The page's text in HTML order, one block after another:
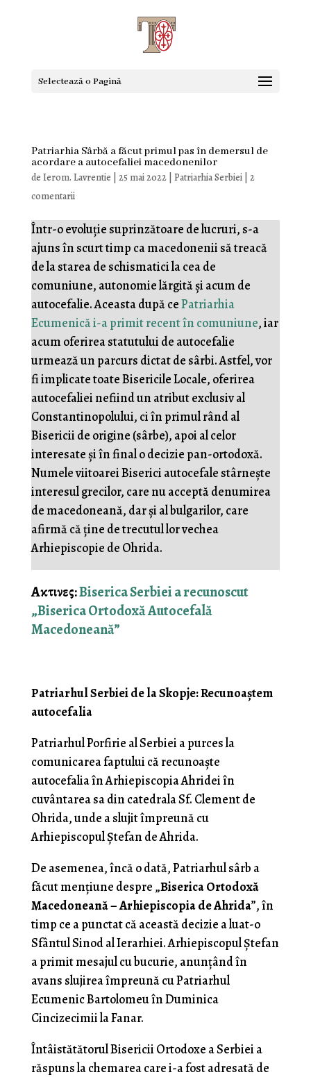
Selectează o Pagină
Patriarhia Sârbă a făcut primul pas în demersul de
acordare a autocefaliei macedonenilor
de Ierom. Lavrentie 25 mai 2022| Patriarhia Serbiei| 2
comentarii
Într-o evoluție suprinzătoare de lucruri, s-a
ajuns în scurt timp ca macedonenii să treacă
de la starea de schismatici la cea de
comuniune, autonomie lărgită și acum de
autocefalie. Aceasta după cePatriarhia
Ecumenică i-a primit recent în comuniune, iar
acum oferirea statutului de autocefalie
urmează un parcurs dictat de sârbi. Astfel, vor
fi implicate toate Bisericile Locale, oferirea
autocefaliei nefiind un atribut exclusiv al
Constantinopolului, ci în primul rând al
Bisericii de origine (sârbe), apoi al celor
interesate și în final o decizie pan-ortodoxă.
Numele viitoarei Biserici autocefale stârnește
interesul grecilor, care nu acceptă denumirea
de macedoneană, dar și al bulgarilor, care
afirmă că ține de trecutul lor vechea
Arhiepiscopie de Ohrida.
Ακτινες:Biserica Serbiei a recunoscut
„Biserica Ortodoxă Autocefală
Macedoneană”
Patriarhul Serbiei de la Skopje: Recunoaștem
autocefalia
Patriarhul Porfirie al Serbiei a purces la
comunicarea faptului că recunoaște
autocefalia în Arhiepiscopia Ahridei în
cuvântarea sa din catedrala Sf. Clement de
Ohrida, unde a slujit împreună cu
Arhiepiscopul Ștefan de Ahrida.
De asemenea, încă o dată, Patriarhul sârb a
făcut mențiune despre „Biserica Ortodoxă
Macedoneană – Arhiepiscopia de Ahrida”, în
timp ce a punctat că această decizie a luat-o
Sfântul Sinod al Ierarhiei. Arhiepiscopul Ștefan
a primit mesajul cu bucurie, anunțând în
avans slujirea împreună cu Patriarhul
Ecumenic Bartolomeu în Duminica
Cincizecimii la Fanar.
Întâistătătorul Bisericii Ortodoxe a Serbiei a
răspuns la chemarea care i-a fost adresată de